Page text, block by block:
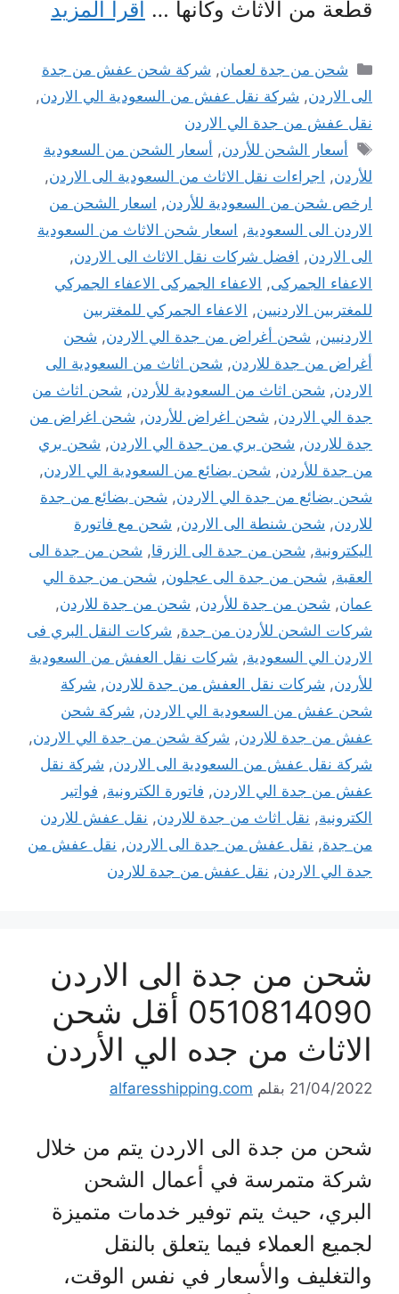
قطعة من الأثاث وكأنها … اقرأ المزيد
التصنيفات
شحن من جدة لعمان, شركة شحن عفش من جدة
الى الاردن, شركة نقل عفش من السعودية الي الاردن,
نقل عفش من جدة الي الاردن
الوسوم
أسعار الشحن للأردن, أسعار الشحن من السعودية
للأردن, اجراءات نقل الاثاث من السعودية الى الاردن,
ارخص شحن من السعودية للأردن, اسعار الشحن من
الاردن الى السعودية, اسعار شحن الاثاث من السعودية
الى الاردن, افضل شركات نقل الاثاث الى الاردن,
الاعفاء الجمركى, الاعفاء الجمركى الاعفاء الجمركي
للمغتربين الاردنيين, الاعفاء الجمركي للمغتربين
الاردنيين, شحن أغراض من جدة الي الاردن, شحن
أغراض من جدة للاردن, شحن اثاث من السعودية الى
الاردن, شحن اثاث من السعودية للأردن, شحن اثاث من
جدة الي الاردن, شحن اغراض للأردن, شحن اغراض من
جدة للاردن, شحن بري من جدة الي الاردن, شحن بري
من جدة للأردن, شحن بضائع من السعودية الي الاردن,
شحن بضائع من جدة الي الاردن, شحن بضائع من جدة
للاردن, شحن شنطة الى الاردن, شحن مع فاتورة
اليكترونية, شحن من جدة الى الزرقا, شحن من جدة الى
العقبة, شحن من جدة الى عجلون, شحن من جدة الي
عمان, شحن من جدة للأردن, شحن من جدة للاردن,
شركات الشحن للأردن من جدة, شركات النقل البري فى
الاردن الي السعودية, شركات نقل العفش من السعودية
للأردن, شركات نقل العفش من جدة للاردن, شركة
شحن عفش من السعودية الي الاردن, شركة شحن
عفش من جدة للاردن, شركة شحن من جدة الي الاردن,
شركة نقل عفش من السعودية الى الاردن, شركة نقل
عفش من جدة الي الاردن, فاتورة الكترونية, فواتير
الكترونية, نقل اثاث من جدة للاردن, نقل عفش للاردن
من جدة, نقل عفش من جدة الى الاردن, نقل عفش من
جدة الي الاردن, نقل عفش من جدة للاردن
شحن من جدة الى الاردن
0510814090 أقل شحن
الاثاث من جده الي الأردن
21/04/2022 بقلم alfaresshipping.com
شحن من جدة الى الاردن يتم من خلال
شركة متمرسة في أعمال الشحن
البري، حيث يتم توفير خدمات متميزة
لجميع العملاء فيما يتعلق بالنقل
والتغليف والأسعار في نفس الوقت،